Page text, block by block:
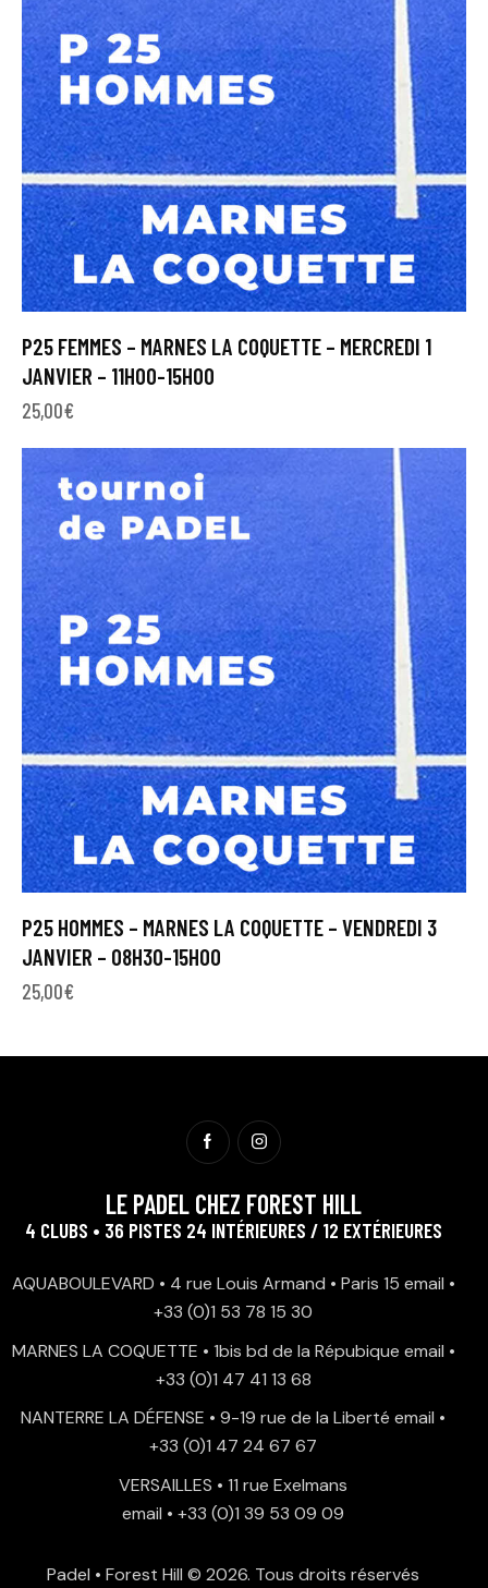
P25 FEMMES – MARNES LA COQUETTE – MERCREDI 1
JANVIER – 11H00-15H00
25,00€
P25 HOMMES – MARNES LA COQUETTE – VENDREDI 3
JANVIER – 08H30-15H00
25,00€
LE PADEL CHEZ FOREST HILL
4 CLUBS • 36 PISTES 24 INTÉRIEURES / 12 EXTÉRIEURES
AQUABOULEVARD • 4 rue Louis Armand • Paris 15 email •
+33 (0)1 53 78 15 30
MARNES LA COQUETTE • 1bis bd de la Répubique email •
+33 (0)1 47 41 13 68
NANTERRE LA DÉFENSE • 9-19 rue de la Liberté email •
+33 (0)1 47 24 67 67
VERSAILLES • 11 rue Exelmans
email • +33 (0)1 39 53 09 09
Padel • Forest Hill © 2026. Tous droits réservés